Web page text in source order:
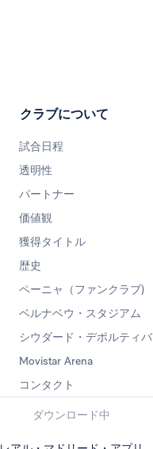
クラブについて
試合日程
透明性
パートナー
価値観
獲得タイトル
歴史
ペーニャ（ファンクラブ)
ベルナベウ・スタジアム
シウダード・デポルティバ
Movistar Arena
コンタクト
ダウンロード中